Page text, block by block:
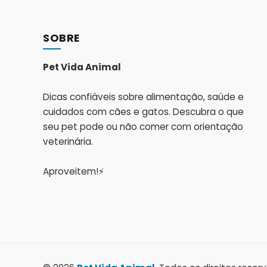
SOBRE
Pet Vida Animal
Dicas confiáveis sobre alimentação, saúde e
cuidados com cães e gatos. Descubra o que
seu pet pode ou não comer com orientação
veterinária.
Aproveitem!⚡